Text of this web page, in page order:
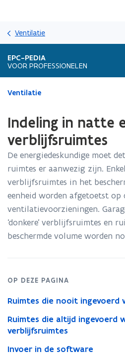
Ventilatie
EPC-PEDIA
VOOR PROFESSIONELEN
Gedaan
zich
op:
Indeling
natte
verblijfsruimtes
Ventilatie
Indeling in natte
verblijfsruimtes
De energiedeskundige moet
ruimtes er aanwezig zijn.
verblijfsruimtes in het
eenheid worden afgetoetst op
ventilatievoorzieningen.
‘donkere’ verblijfsruimtes en
beschermde volume worden
OP DEZE PAGINA
Ruimtes die nooit ingevoerd
Ruimtes die altijd ingevoerd
verblijfsruimtes
Invoer in de software